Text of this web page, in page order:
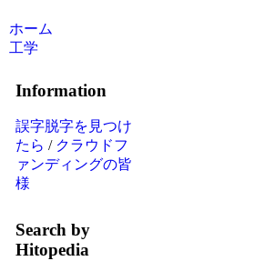
ホーム
工学
Information
誤字脱字を見つけ
たら / クラウドフ
ァンディングの皆
様
Search by
Hitopedia